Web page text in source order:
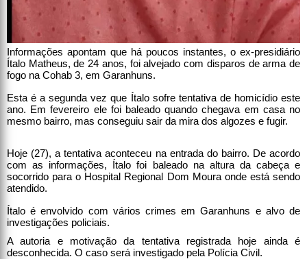
Informações apontam que há poucos instantes, o ex-presidiário
Ítalo Matheus, de 24 anos, foi alvejado com disparos de arma de
fogo na Cohab 3, em Garanhuns.
Esta é a segunda vez que Ítalo sofre tentativa de homicídio este
ano. Em fevereiro ele foi baleado quando chegava em casa no
mesmo bairro, mas conseguiu sair da mira dos algozes e fugir.
Hoje (27), a tentativa aconteceu na entrada do bairro. De acordo
com as informações, Ítalo foi baleado na altura da cabeça e
socorrido para o Hospital Regional Dom Moura onde está sendo
atendido.
Ítalo é envolvido com vários crimes em Garanhuns e alvo de
investigações policiais.
A autoria e motivação da tentativa registrada hoje ainda é
desconhecida. O caso será investigado pela Polícia Civil.